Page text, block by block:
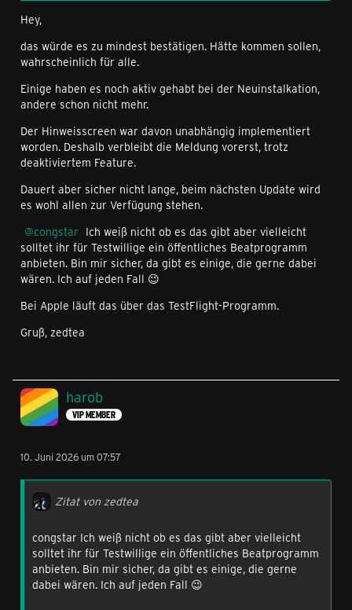
Hey,
das würde es zu mindest bestätigen. Hätte kommen sollen,
wahrscheinlich für alle.
Einige haben es noch aktiv gehabt bei der Neuinstalkation,
andere schon nicht mehr.
Der Hinweisscreen war davon unabhängig implementiert
worden. Deshalb verbleibt die Meldung vorerst, trotz
deaktiviertem Feature.
Dauert aber sicher nicht lange, beim nächsten Update wird
es wohl allen zur Verfügung stehen.
congstar Ich weiß nicht ob es das gibt aber vielleicht
solltet ihr für Testwillige ein öffentliches Beatprogramm
anbieten. Bin mir sicher, da gibt es einige, die gerne dabei
wären. Ich auf jeden Fall 😉
Bei Apple läuft das über das TestFlight-Programm.
Gruß, zedtea
harob
VIP MEMBER
10. Juni 2026 um 07:57
Zitat von zedtea
congstar Ich weiß nicht ob es das gibt aber vielleicht
solltet ihr für Testwillige ein öffentliches Beatprogramm
anbieten. Bin mir sicher, da gibt es einige, die gerne
dabei wären. Ich auf jeden Fall 😉